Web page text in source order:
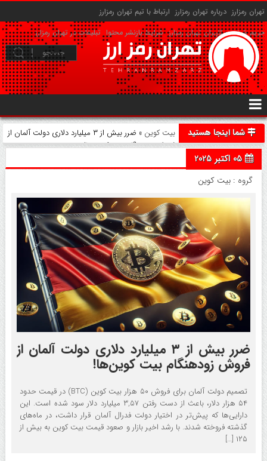
تهران رمزارز درباره تهران رمزارز ارتباط با تیم تهران رمزارز
حریم شخصی کاربران تهران رمزارز شرایط بازنشر محتوا تبلیغات در تهران رمزارز
شما اینجا هستید بیت کوین
» ضرر بیش از ۳ میلیارد دلاری دولت آلمان از
فروش زودهنگام بیت‌ کوین‌ها!
05 اکتبر 2025
گروه :بیت کوین
ضرر بیش از ۳ میلیارد دلاری دولت آلمان از
فروش زودهنگام بیت‌ کوین‌ها!
تصمیم دولت آلمان برای فروش ۵۰ هزار بیت‌ کوین (BTC) در قیمت حدود
۵۴ هزار دلار، باعث از دست رفتن ۳,۵۷ میلیارد دلار سود شده است. این
دارایی‌ها که پیش‌تر در اختیار دولت فدرال آلمان قرار داشت، در ماه‌های
گذشته فروخته شدند. با رشد اخیر بازار و صعود قیمت بیت‌ کوین به بیش از
۱۲۵ […]